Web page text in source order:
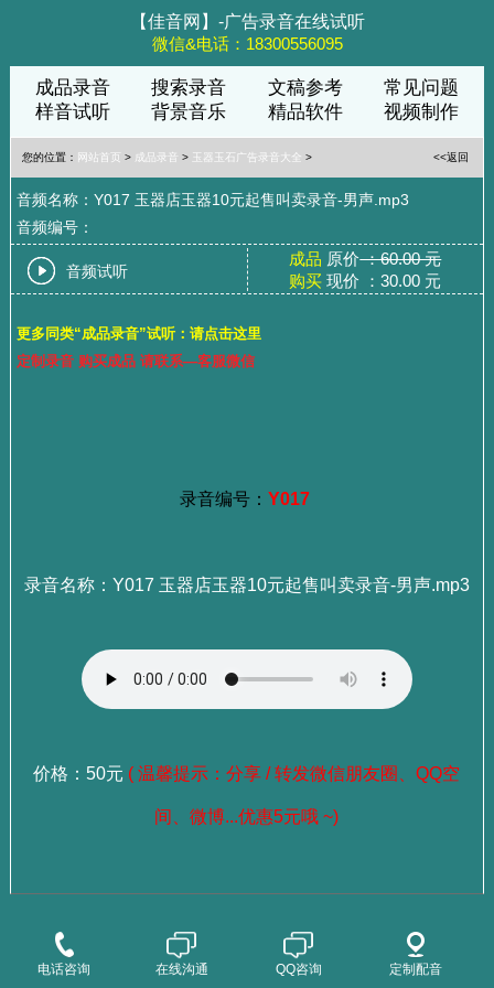
【佳音网】-广告录音在线试听
微信&电话：18300556095
成品录音 搜索录音 文稿参考
常见问题
样音试听
背景音乐 精品软件 视频制作
您的位置： 网站首页 > 成品录音 > 玉器玉石广告录音大全 > <<返回
音频名称：Y017 玉器店玉器10元起售叫卖录音-男声.mp3
音频编号：
音频试听
成品 原价：60.00 元
购买 现价 ：30.00 元
更多同类“成品录音”试听：请点击这里
定制录音 购买成品 请联系—客服微信
录音编号： Y017
录音名称：Y017 玉器店玉器10元起售叫卖录音-男声.mp3
价格：50元 ( 温馨提示：分享 / 转发微信朋友圈、QQ空
间、微博...优惠5元哦 ~)
选择老师试听 点这里查看>>>
电话咨询 在线沟通 QQ咨询 定制配音